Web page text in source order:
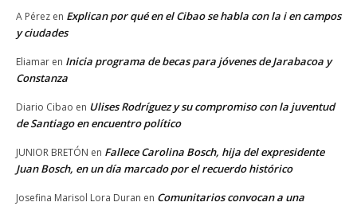
A Pérez en Explican por qué en el Cibao se habla con la i en campos
y ciudades
Eliamar en Inicia programa de becas para jóvenes de Jarabacoa y
Constanza
Diario Cibao en Ulises Rodríguez y su compromiso con la juventud
de Santiago en encuentro político
JUNIOR BRETÓN en Fallece Carolina Bosch, hija del expresidente
Juan Bosch, en un día marcado por el recuerdo histórico
Josefina Marisol Lora Duran en Comunitarios convocan a una